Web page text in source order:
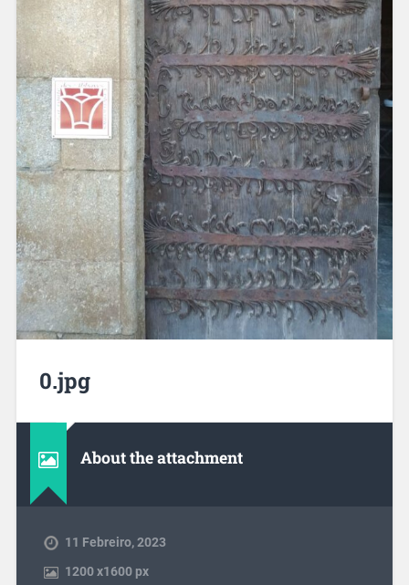
0.jpg
About the attachment
11 Febreiro, 2023
1200x1600 px